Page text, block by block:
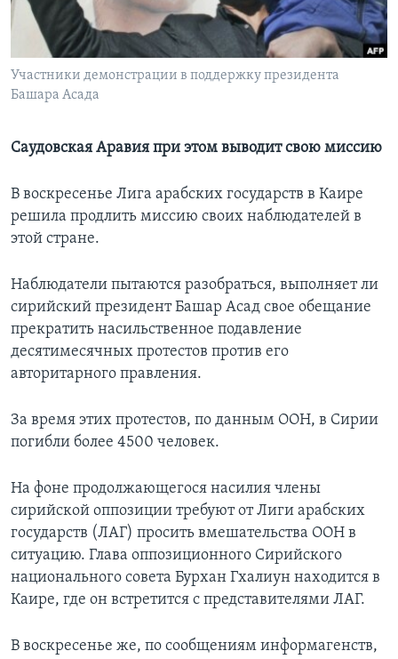
Learning English
СОЦИАЛЬНЫЕ СЕТИ
Участники демонстрации в поддержку президента
Башара Асада
Саудовская Аравия при этом выводит свою миссию
В воскресенье Лига арабских государств в Каире
решила продлить миссию своих наблюдателей в
этой стране.
Наблюдатели пытаются разобраться, выполняет ли
сирийский президент Башар Асад свое обещание
прекратить насильственное подавление
десятимесячных протестов против его
авторитарного правления.
За время этих протестов, по данным ООН, в Сирии
погибли более 4500 человек.
На фоне продолжающегося насилия члены
сирийской оппозиции требуют от Лиги арабских
государств (ЛАГ) просить вмешательства ООН в
ситуацию. Глава оппозиционного Сирийского
национального совета Бурхан Гхалиун находится в
Каире, где он встретится с представителями ЛАГ.
В воскресенье же, по сообщениям информагенств,